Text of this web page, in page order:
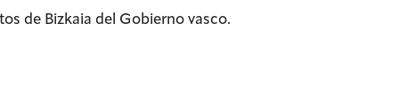
de Bizkaia del Gobierno vasco.